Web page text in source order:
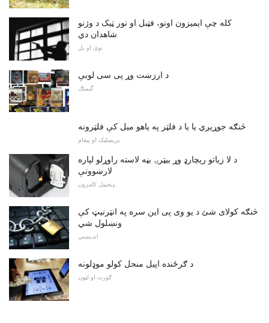
کله چې ایمیزون اونو، فټبل او نور ټیک د وژنو
شاهدان دي
نوی او بل
د ارزښت وړ پی سی لوبې
گیمنګ
څنګه جوړیږي یا یا د فلټر په یاهو میل کې فلټرونه
برېښلیک او پیغام
د لا زیاتو ریچارډ وړ بیټرۍ بڼه لاسته راوړلو لپاره
لارښوونې
ډیجیټل کامرون
څنګه کولای شئ د یو وی پی این سره په انټرنیټ کې
ونښلول شي
اندیښنې
د ګرځنده اپیل منحل کولو موډلونه
ګورت او لټون